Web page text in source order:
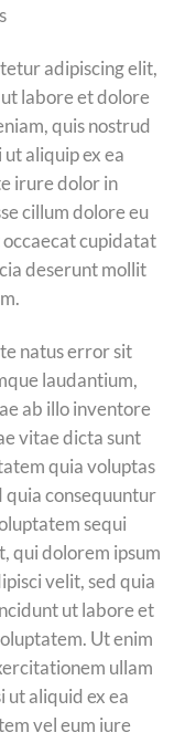
adipiscing elit,
labore et dolore
quis nostrud
aliquip ex ea
irure dolor in
cillum dolore eu
cupidatat
deserunt mollit
natus error sit
laudantium,
ab illo inventore
vitae dicta sunt
quia voluptas
quia consequuntur
sequi
qui dolorem ipsum
velit, sed quia
ut labore et
Ut enim
ullam
ut aliquid ex ea
vel eum iure